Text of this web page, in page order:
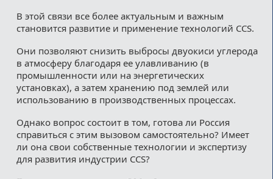
В этой связи все более актуальным и важным
становится развитие и применение технологий CCS.
Они позволяют снизить выбросы двуокиси углерода
в атмосферу благодаря ее улавливанию (в
промышленности или на энергетических
установках), а затем хранению под землей или
использованию в производственных процессах.
Однако вопрос состоит в том, готова ли Россия
справиться с этим вызовом самостоятельно? Имеет
ли она свои собственные технологии и экспертизу
для развития индустрии CCS?